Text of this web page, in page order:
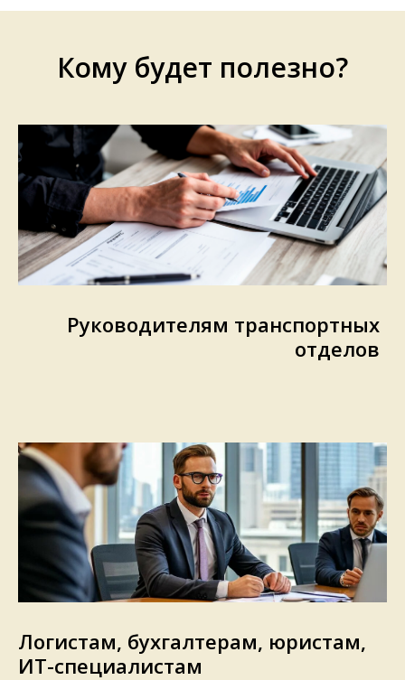
Кому будет полезно?
Руководителям транспортных
отделов
Логистам, бухгалтерам, юристам,
ИТ-специалистам